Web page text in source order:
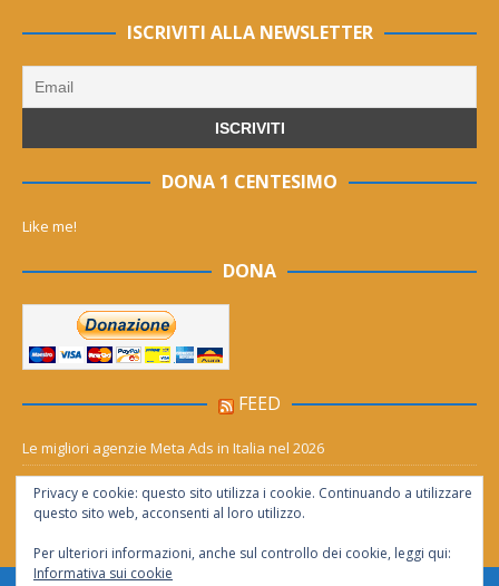
ISCRIVITI ALLA NEWSLETTER
DONA 1 CENTESIMO
Like me!
DONA
FEED
Le migliori agenzie Meta Ads in Italia nel 2026
Aia Syensqo, il rinnovo divide: stop al cC6O4 dal 2027, ma i comitati
chiedono “zero Pfas subito”
Privacy e cookie: questo sito utilizza i cookie. Continuando a utilizzare
questo sito web, acconsenti al loro utilizzo.
Per ulteriori informazioni, anche sul controllo dei cookie, leggi qui:
Informativa sui cookie